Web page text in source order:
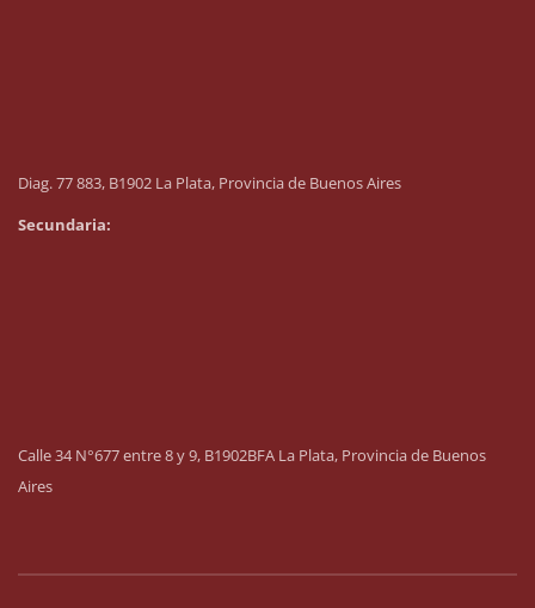
Diag. 77 883, B1902 La Plata, Provincia de Buenos Aires
Secundaria:
Calle 34 N°677 entre 8 y 9, B1902BFA La Plata, Provincia de Buenos
Aires